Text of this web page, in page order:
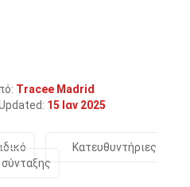
Tracee Madrid
15 Ιαν 2025
Κατευθυντήριες